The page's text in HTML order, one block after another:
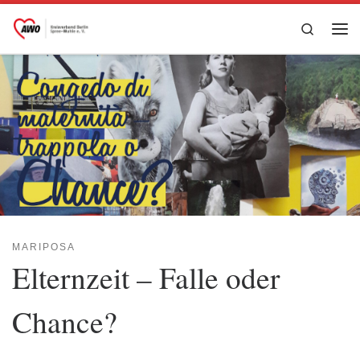
Zum Inhalt springen
Search
MARIPOSA
Elternzeit – Falle oder
Chance?